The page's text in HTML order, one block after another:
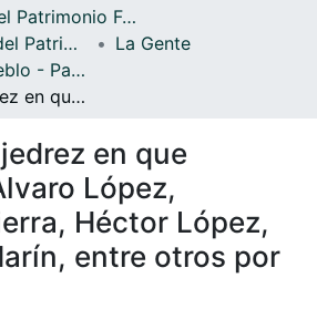
Statistics
Archivo del Patrimonio Fotográfico y Fílmico del Valle del Cauca
Fondo Archivo del Patrimonio Fotográfico y Fílmico del Valle del Cauca
La Gente
APFFVC - El Pueblo - Patrimonial
Torneo de ajedrez en que participan Alvaro López, Fernando Sierra, Héctor López, Guillermo Marín, entre otros por identifica
en que
López,
Héctor López,
entre otros por